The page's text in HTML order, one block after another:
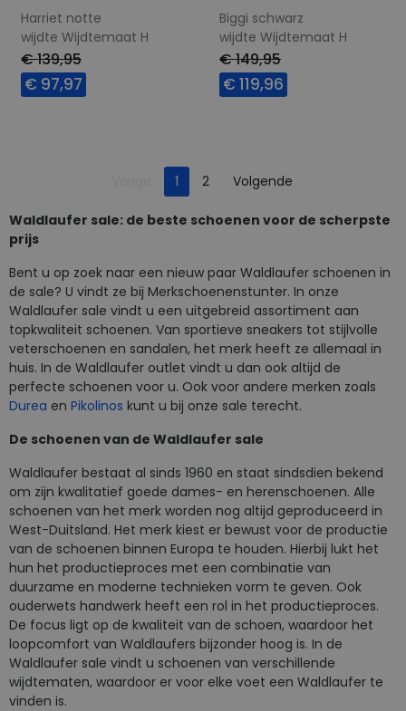
Harriet notte
wijdte Wijdtemaat H
€ 139,95
€ 97,97
Biggi schwarz
wijdte Wijdtemaat H
€ 149,95
€ 119,96
Je bent op pagina
1 2 VolgendePagina
Waldlaufer sale: de beste schoenen voor de scherpste
prijs
Bent u op zoek naar een nieuw paar Waldlaufer schoenen in
de sale? U vindt ze bij Merkschoenenstunter. In onze
Waldlaufer sale vindt u een uitgebreid assortiment aan
topkwaliteit schoenen. Van sportieve sneakers tot stijlvolle
veterschoenen en sandalen, het merk heeft ze allemaal in
huis. In de Waldlaufer outlet vindt u dan ook altijd de
perfecte schoenen voor u. Ook voor andere merken zoals
Durea en Pikolinos kunt u bij onze sale terecht.
De schoenen van de Waldlaufer sale
Waldlaufer bestaat al sinds 1960 en staat sindsdien bekend
om zijn kwalitatief goede dames- en herenschoenen. Alle
schoenen van het merk worden nog altijd geproduceerd in
West-Duitsland. Het merk kiest er bewust voor de productie
van de schoenen binnen Europa te houden. Hierbij lukt het
hun het productieproces met een combinatie van
duurzame en moderne technieken vorm te geven. Ook
ouderwets handwerk heeft een rol in het productieproces.
De focus ligt op de kwaliteit van de schoen, waardoor het
loopcomfort van Waldlaufers bijzonder hoog is. In de
Waldlaufer sale vindt u schoenen van verschillende
wijdtematen, waardoor er voor elke voet een Waldlaufer te
vinden is.